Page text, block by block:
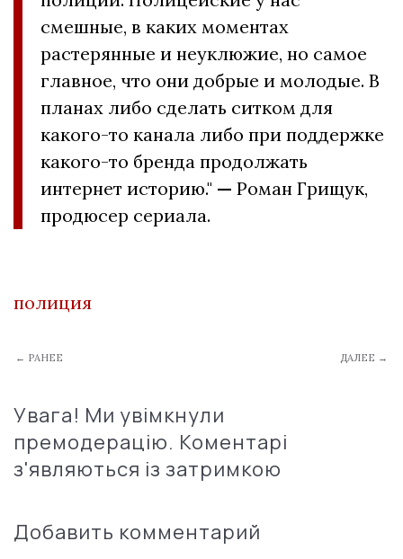
смешные, в каких моментах
растерянные и неуклюжие, но самое
главное, что они добрые и молодые. В
планах либо сделать ситком для
какого-то канала либо при поддержке
какого-то бренда продолжать
интернет историю." — Роман Грищук,
продюсер сериала.
полиция
← РАНЕЕ ДАЛЕЕ →
Увага! Ми увімкнули
премодерацію. Коментарі
з'являються із затримкою
Добавить комментарий